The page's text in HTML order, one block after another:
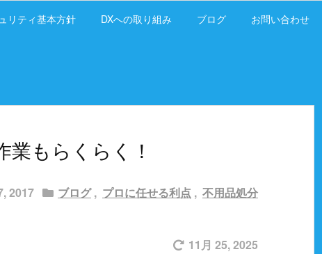
リティ基本方針 DXへの取り組み ブログ お問い合わせ
もらくらく！
2017 ブログ , プロに任せる利点 , 不用品処分
11月 25, 2025